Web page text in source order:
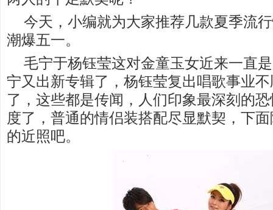
今天，小编就为大家推荐几款夏季流
潮爆五一。
毛宁于杨钰莹这对金童玉女近来一直
宁又出新专辑了，杨钰莹复出唱歌事业
了，这些都是传闻，人们印象最深刻的
度了，普通的情侣装搭配尽显默契，下
的近照吧。